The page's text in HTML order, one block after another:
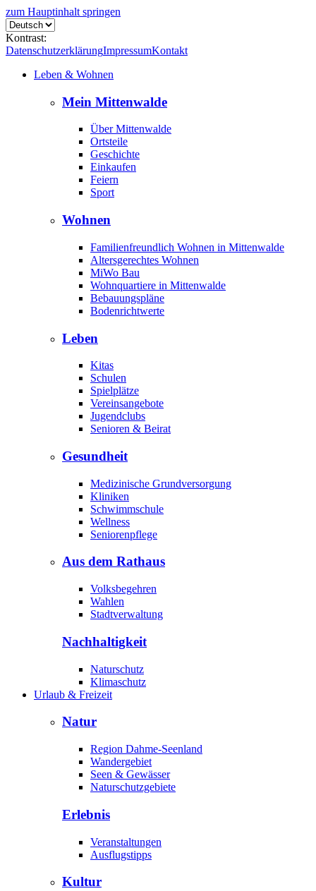
zum Hauptinhalt springen
Kontrast:
DatenschutzerklärungImpressumKontakt
Leben & Wohnen
Mein Mittenwalde
Über Mittenwalde
Ortsteile
Geschichte
Einkaufen
Feiern
Sport
Wohnen
Familienfreundlich Wohnen in Mittenwalde
Altersgerechtes Wohnen
MiWo Bau
Wohnquartiere in Mittenwalde
Bebauungspläne
Bodenrichtwerte
Leben
Kitas
Schulen
Spielplätze
Vereinsangebote
Jugendclubs
Senioren & Beirat
Gesundheit
Medizinische Grundversorgung
Kliniken
Schwimmschule
Wellness
Seniorenpflege
Aus dem Rathaus
Volksbegehren
Wahlen
Stadtverwaltung
Nachhaltigkeit
Naturschutz
Klimaschutz
Urlaub & Freizeit
Natur
Region Dahme-Seenland
Wandergebiet
Seen & Gewässer
Naturschutzgebiete
Erlebnis
Veranstaltungen
Ausflugstipps
Kultur